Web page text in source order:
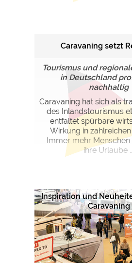
Caravaning setzt
Tourismus und
in Deutschland
nachhaltig
Caravaning hat sich als
des Inlandstourismus
entfaltet spürbare
Wirkung in zahlreichen
Immer mehr
ihre Urlaube
Inspiration und
Caravaning